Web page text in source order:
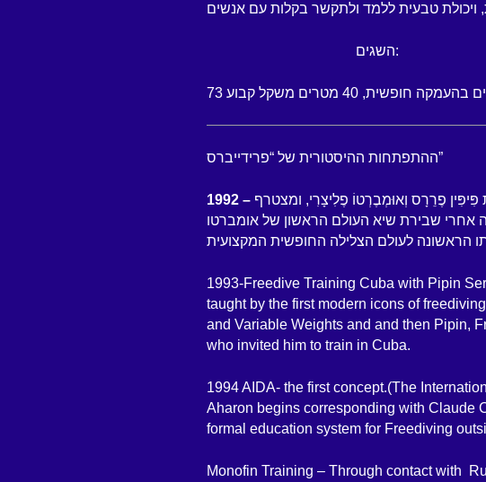
השגים:
ההתפתחות ההיסטורית של “פרידייברס”
פֶרֵרָס וְאוּמְבֶרְטוֹ פֶלִיצָרִי, ומצטרף
אחרי שבירת שיא העולם הראשון של אומברטו
1993-Freedive Training Cuba with Pipin
taught by the first modern icons of
and Variable Weights and and then Pipin,
who invited him to train in Cuba.
1994 AIDA- the first concept.(The
Aharon begins corresponding with Claude
formal education system for Freediving
Monofin Training – Through contact with